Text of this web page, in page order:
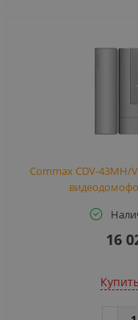
Commax CDV-43MH/
16